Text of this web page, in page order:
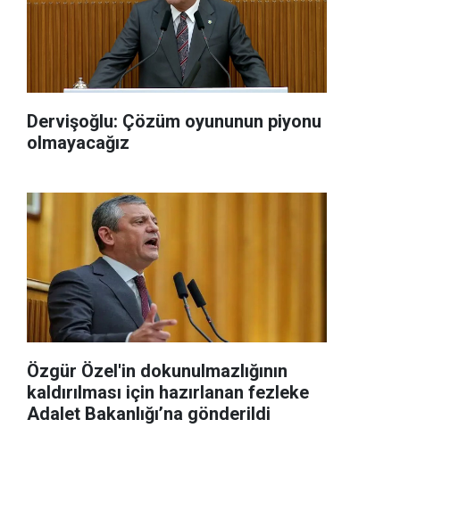
Dervişoğlu: Çözüm oyununun piyonu
olmayacağız
Özgür Özel'in dokunulmazlığının
kaldırılması için hazırlanan fezleke
Adalet Bakanlığı’na gönderildi